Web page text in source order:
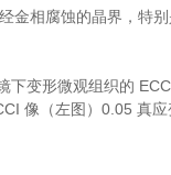
金相腐蚀的晶界，特
像（左图）0.05 真